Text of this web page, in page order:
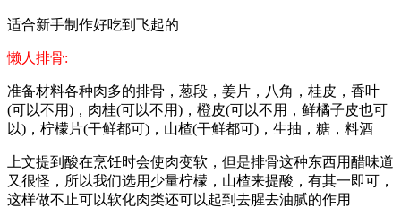
适合新手制作好吃到飞起的
懒人排骨:
准备材料各种肉多的排骨，葱段，姜片，八角，桂皮，香叶
(可以不用)，肉桂(可以不用)，橙皮(可以不用，鲜橘子皮也可
以)，柠檬片(干鲜都可)，山楂(干鲜都可)，生抽，糖，料酒
上文提到酸在烹饪时会使肉变软，但是排骨这种东西用醋味道
又很怪，所以我们选用少量柠檬，山楂来提酸，有其一即可，
这样做不止可以软化肉类还可以起到去腥去油腻的作用